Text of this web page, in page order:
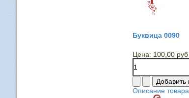
Буквица 0090
Цена: 100,00 руб
Описание товара